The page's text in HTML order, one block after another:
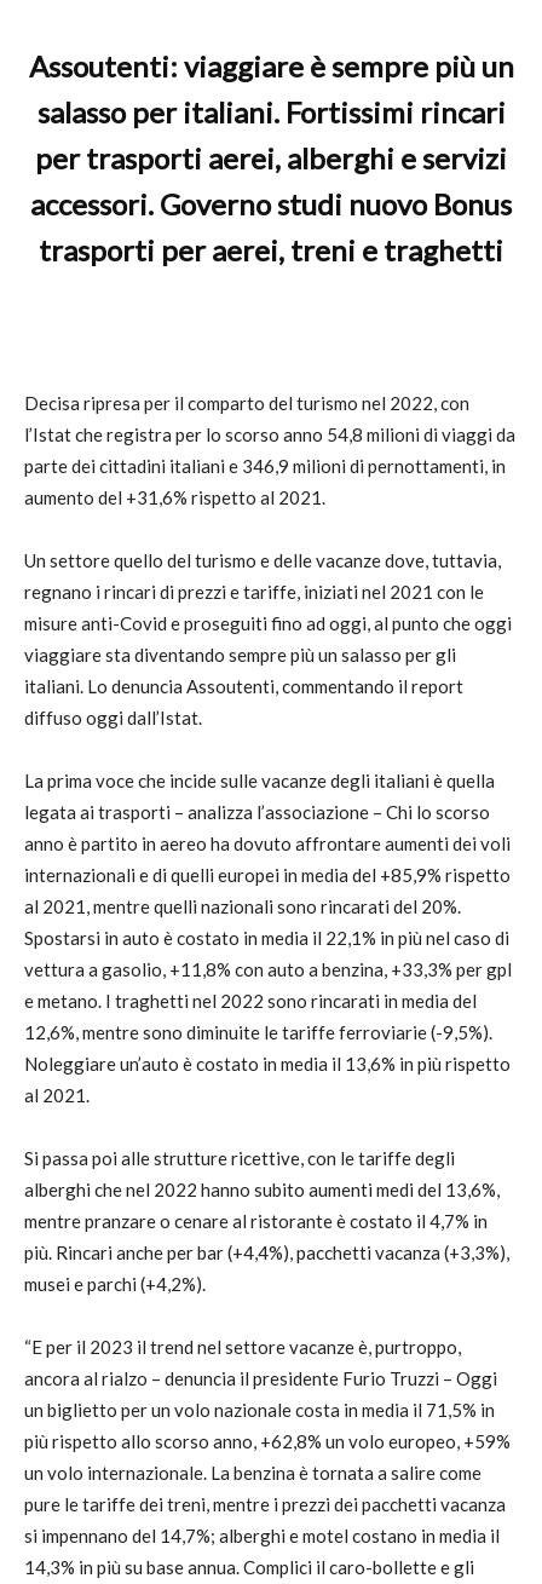
Assoutenti: viaggiare è sempre più un
salasso per italiani. Fortissimi rincari
per trasporti aerei, alberghi e servizi
accessori. Governo studi nuovo Bonus
trasporti per aerei, treni e traghetti
Decisa ripresa per il comparto del turismo nel 2022, con
l’Istat che registra per lo scorso anno 54,8 milioni di viaggi da
parte dei cittadini italiani e 346,9 milioni di pernottamenti, in
aumento del +31,6% rispetto al 2021.
Un settore quello del turismo e delle vacanze dove, tuttavia,
regnano i rincari di prezzi e tariffe, iniziati nel 2021 con le
misure anti-Covid e proseguiti fino ad oggi, al punto che oggi
viaggiare sta diventando sempre più un salasso per gli
italiani. Lo denuncia Assoutenti, commentando il report
diffuso oggi dall’Istat.
La prima voce che incide sulle vacanze degli italiani è quella
legata ai trasporti – analizza l’associazione – Chi lo scorso
anno è partito in aereo ha dovuto affrontare aumenti dei voli
internazionali e di quelli europei in media del +85,9% rispetto
al 2021, mentre quelli nazionali sono rincarati del 20%.
Spostarsi in auto è costato in media il 22,1% in più nel caso di
vettura a gasolio, +11,8% con auto a benzina, +33,3% per gpl
e metano. I traghetti nel 2022 sono rincarati in media del
12,6%, mentre sono diminuite le tariffe ferroviarie (-9,5%).
Noleggiare un’auto è costato in media il 13,6% in più rispetto
al 2021.
Si passa poi alle strutture ricettive, con le tariffe degli
alberghi che nel 2022 hanno subito aumenti medi del 13,6%,
mentre pranzare o cenare al ristorante è costato il 4,7% in
più. Rincari anche per bar (+4,4%), pacchetti vacanza (+3,3%),
musei e parchi (+4,2%).
“E per il 2023 il trend nel settore vacanze è, purtroppo,
ancora al rialzo – denuncia il presidente Furio Truzzi – Oggi
un biglietto per un volo nazionale costa in media il 71,5% in
più rispetto allo scorso anno, +62,8% un volo europeo, +59%
un volo internazionale. La benzina è tornata a salire come
pure le tariffe dei treni, mentre i prezzi dei pacchetti vacanza
si impennano del 14,7%; alberghi e motel costano in media il
14,3% in più su base annua. Complici il caro-bollette e gli